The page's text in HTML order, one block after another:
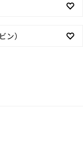
ン）